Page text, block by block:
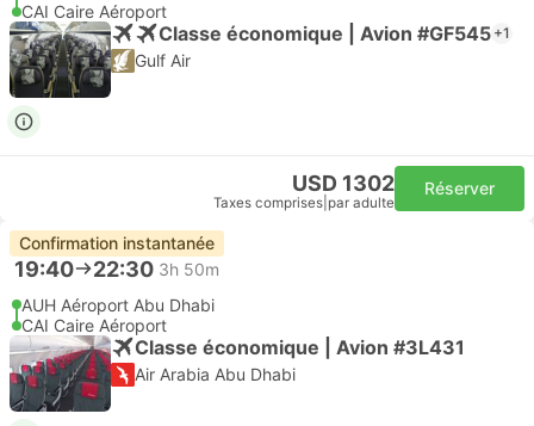
CAI Caire Aéroport
Classe économique | Avion #GF545 +1
Gulf Air
USD 1302
Taxes comprises par adulte
Réserver
Confirmation instantanée
19:40 22:30 3h 50m
AUH Aéroport Abu Dhabi
CAI Caire Aéroport
Classe économique | Avion #3L431
Air Arabia Abu Dhabi